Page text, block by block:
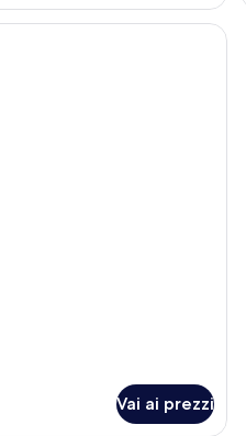
Vai ai prezzi